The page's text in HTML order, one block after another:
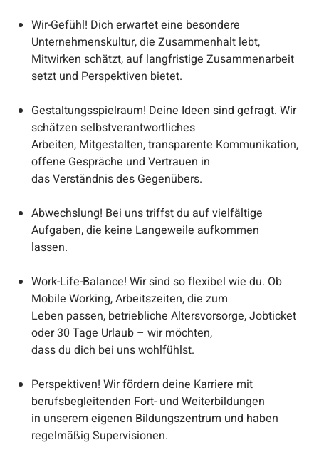
Wir-Gefühl! Dich erwartet eine besondere
Unternehmenskultur, die Zusammenhalt lebt,
Mitwirken schätzt, auf langfristige Zusammenarbeit
setzt und Perspektiven bietet.
Gestaltungsspielraum! Deine Ideen sind gefragt. Wir
schätzen selbstverantwortliches
Arbeiten, Mitgestalten, transparente Kommunikation,
offene Gespräche und Vertrauen in
das Verständnis des Gegenübers.
Abwechslung! Bei uns triffst du auf vielfältige
Aufgaben, die keine Langeweile aufkommen
lassen.
Work-Life-Balance! Wir sind so flexibel wie du. Ob
Mobile Working, Arbeitszeiten, die zum
Leben passen, betriebliche Altersvorsorge, Jobticket
oder 30 Tage Urlaub – wir möchten,
dass du dich bei uns wohlfühlst.
Perspektiven! Wir fördern deine Karriere mit
berufsbegleitenden Fort- und Weiterbildungen
in unserem eigenen Bildungszentrum und haben
regelmäßig Supervisionen.